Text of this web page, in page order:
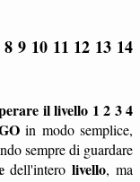
9 10 11 12 13 14
il livello 1 2 3 4
in modo semplice,
sempre di guardare
dell'interolivello, ma